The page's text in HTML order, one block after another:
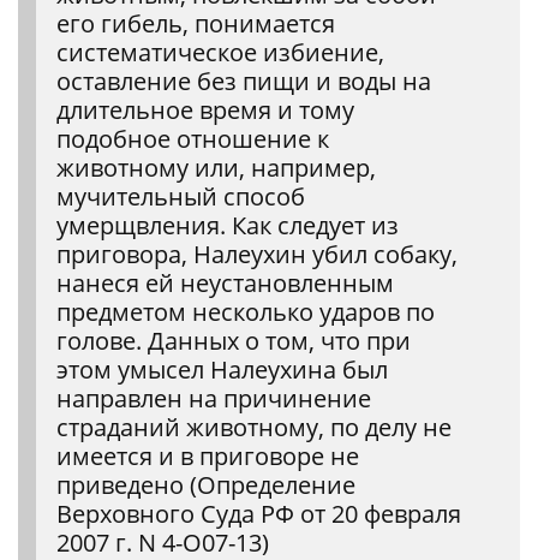
его гибель, понимается
систематическое избиение,
оставление без пищи и воды на
длительное время и тому
подобное отношение к
животному или, например,
мучительный способ
умерщвления. Как следует из
приговора, Налеухин убил собаку,
нанеся ей неустановленным
предметом несколько ударов по
голове. Данных о том, что при
этом умысел Налеухина был
направлен на причинение
страданий животному, по делу не
имеется и в приговоре не
приведено (Определение
Верховного Суда РФ от 20 февраля
2007 г. N 4-О07-13)